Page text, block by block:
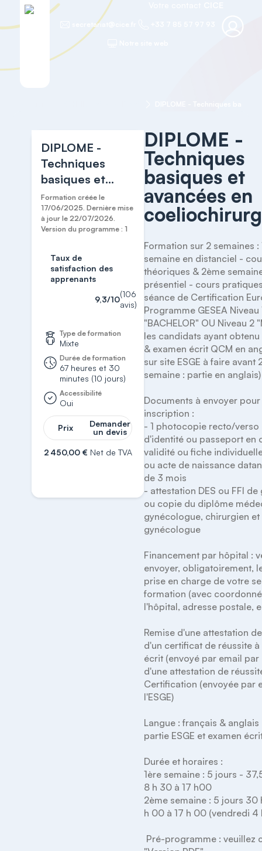
secretariat@cice.fr
DIPLOME -
Techniques
basiques et
avancées en
coeliochirurgie
Formation créée le
17/06/2025. Dernière mise
à jour le 22/07/2026.
Version du programme : 1
Taux de
satisfaction des
apprenants
9,3/10
(106
avis)
Type de formation
Mixte
Durée de formation
67 heures et 30
minutes (10 jours)
Accessibilité
Oui
Prix
Demander
un devis
2 450,00 € Net de TVA
DIPLOME -
Techniques
basiques et
avancées en
Formation sur 2 semaines :
semaine en distanciel -
théoriques & 2ème
présentiel - cours
séance de Certification
Programme GESEA Niveau
"BACHELOR" OU Niveau 2
les candidats ayant obtenu
& examen écrit QCM en
sur site ESGE à faire avant
semaine : partie en anglais)
Documents à envoyer
inscription :
- 1 photocopie recto/verso
d'identité ou passeport en
validité ou fiche
ou acte de naissance
de 3 mois
- attestation DES ou FFI
ou copie du diplôme
gynécologue, chirurgien
gynécologue
Financement par hôpital :
envoyer, obligatoirement,
prise en charge de votre
formation (avec
l'hôpital, adresse postale,
Remise d'une attestation
d'un certificat de réussite à
écrit (envoyé par email par
d'une attestation de
Certification (envoyée par
l'ESGE)
Langue : français &
partie ESGE et examen
Durée et horaires :
1ère semaine : 5 jours -
8 h 30 à 17 h00
2ème semaine : 5 jours 30
h 00 à 17 h 00 (vendredi 4